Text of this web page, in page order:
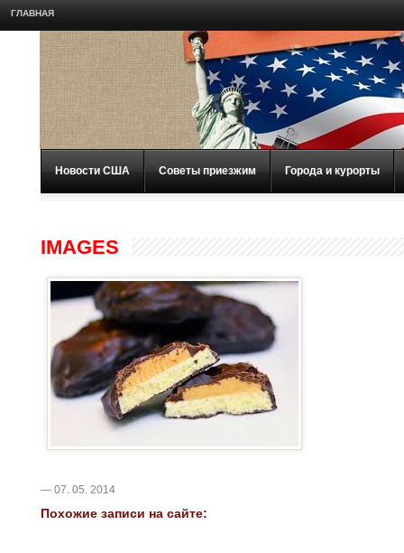
ГЛАВНАЯ
Новости США Советы приезжим Города и курорты
IMAGES
— 07. 05. 2014
Похожие записи на сайте: